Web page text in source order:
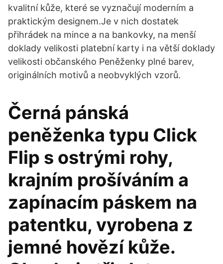
kvalitní kůže, které se vyznačují moderním a
praktickým designem.Je v nich dostatek
přihrádek na mince a na bankovky, na menší
doklady velikosti platební karty i na větší doklady
velikosti občanského Peněženky plné barev,
originálních motivů a neobvyklých vzorů.
Černá pánská
peněženka typu Click
Flip s ostrými rohy,
krajním prošíváním a
zapínacím páskem na
patentku, vyrobena z
jemné hovězí kůže.